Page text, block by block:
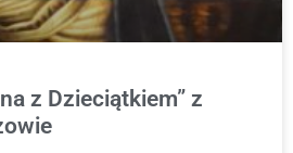
z Dzieciątkiem” z